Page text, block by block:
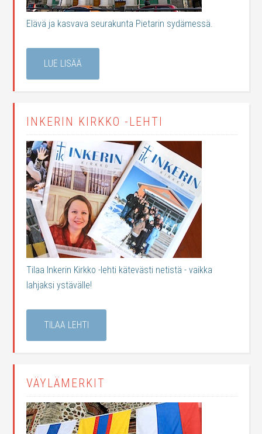
Elävä ja kasvava seurakunta Pietarin sydämessä.
LUE LISÄÄ
INKERIN KIRKKO -LEHTI
Tilaa Inkerin Kirkko -lehti kätevästi netistä - vaikka
lahjaksi ystävälle!
TILAA LEHTI
VÄYLÄMERKIT